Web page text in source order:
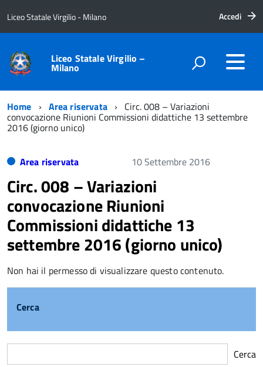
Liceo Statale Virgilio - Milano Accedi
Liceo Statale Virgilio –
Milano
Home Area riservata Circ. 008 – Variazioni
convocazione Riunioni Commissioni didattiche 13 settembre
2016 (giorno unico)
Area riservata 10 Settembre 2016
Circ. 008 – Variazioni
convocazione Riunioni
Commissioni didattiche 13
settembre 2016 (giorno unico)
Non hai il permesso di visualizzare questo contenuto.
Cerca
Cerca